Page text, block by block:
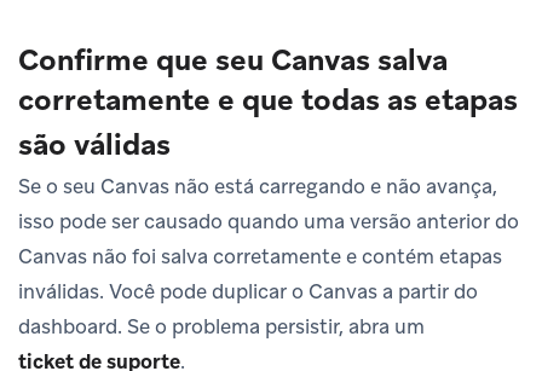
Confirme que seu Canvas salva
corretamente e que todas as etapas
são válidas
Se o seu Canvas não está carregando e não avança,
isso pode ser causado quando uma versão anterior do
Canvas não foi salva corretamente e contém etapas
inválidas. Você pode duplicar o Canvas a partir do
dashboard. Se o problema persistir, abra um
ticket de suporte.